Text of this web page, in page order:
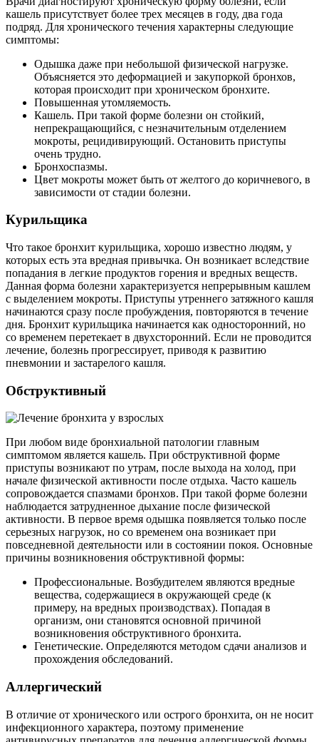
кашель присутствует более трех месяцев в году, два года
подряд. Для хронического течения характерны следующие
симптомы:
Одышка даже при небольшой физической нагрузке.
Объясняется это деформацией и закупоркой бронхов,
которая происходит при хроническом бронхите.
Повышенная утомляемость.
Кашель. При такой форме болезни он стойкий,
непрекращающийся, с незначительным отделением
мокроты, рецидивирующий. Остановить приступы
очень трудно.
Бронхоспазмы.
Цвет мокроты может быть от желтого до коричневого, в
зависимости от стадии болезни.
Курильщика
Что такое бронхит курильщика, хорошо известно людям, у
которых есть эта вредная привычка. Он возникает вследствие
попадания в легкие продуктов горения и вредных веществ.
Данная форма болезни характеризуется непрерывным кашлем
с выделением мокроты. Приступы утреннего затяжного кашля
начинаются сразу после пробуждения, повторяются в течение
дня. Бронхит курильщика начинается как односторонний, но
со временем перетекает в двухсторонний. Если не проводится
лечение, болезнь прогрессирует, приводя к развитию
пневмонии и застарелого кашля.
Обструктивный
При любом виде бронхиальной патологии главным
симптомом является кашель. При обструктивной форме
приступы возникают по утрам, после выхода на холод, при
начале физической активности после отдыха. Часто кашель
сопровождается спазмами бронхов. При такой форме болезни
наблюдается затрудненное дыхание после физической
активности. В первое время одышка появляется только после
серьезных нагрузок, но со временем она возникает при
повседневной деятельности или в состоянии покоя. Основные
причины возникновения обструктивной формы:
Профессиональные. Возбудителем являются вредные
вещества, содержащиеся в окружающей среде (к
примеру, на вредных производствах). Попадая в
организм, они становятся основной причиной
возникновения обструктивного бронхита.
Генетические. Определяются методом сдачи анализов и
прохождения обследований.
Аллергический
В отличие от хронического или острого бронхита, он не носит
инфекционного характера, поэтому применение